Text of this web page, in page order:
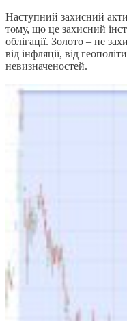
Наступний захисний
тому, що це захисний
облігації. Золото – не
від інфляції, від
невизначеностей.